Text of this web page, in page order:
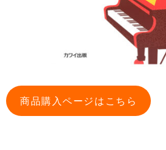
商品購入ページはこちら